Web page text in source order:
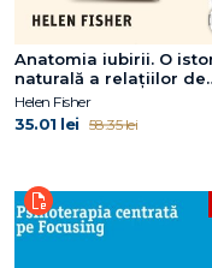
Anatomia iubirii. O
naturală a relațiilor de
dragoste și a
lor
Helen Fisher
35.01 lei 58.35 lei